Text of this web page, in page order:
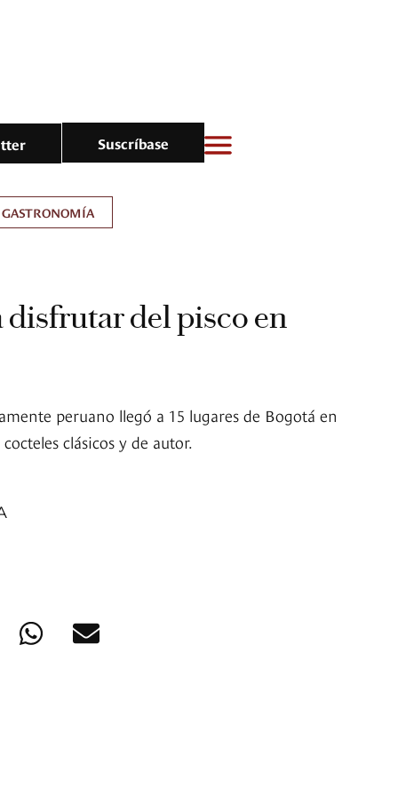
Suscríbase
GASTRONOMÍA
disfrutar del pisco en
peruano llegó a 15 lugares de Bogotá en
clásicos y de autor.